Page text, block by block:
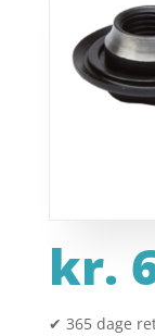
kr.
✔ 365 dage